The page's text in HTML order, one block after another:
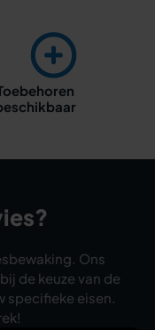
Ons
de keuze van de
eisen.